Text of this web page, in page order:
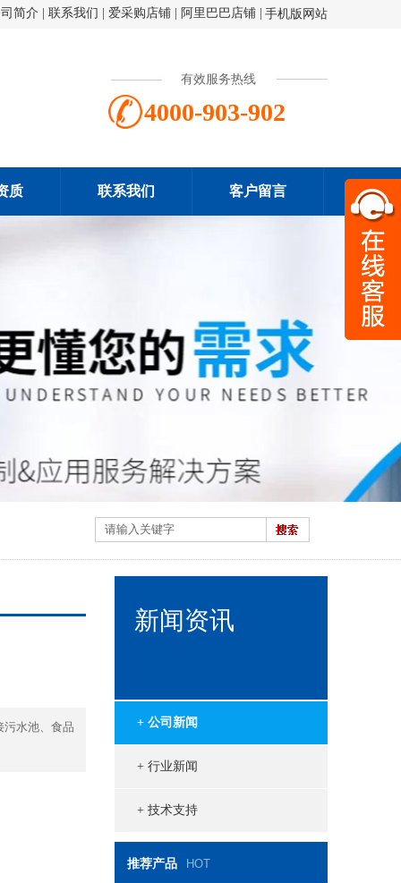
手机版网站
简介 联系我们 爱采购店铺 阿里巴巴店铺
有效服务热线
4000-903-902
质 联系我们 客户留言
污水池、食品
新闻资讯
+ 公司新闻
+ 行业新闻
+ 技术支持
推荐产品 HOT
扫一